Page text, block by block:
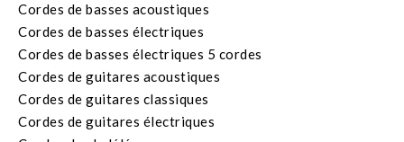
Cordes de basses acoustiques
Cordes de basses électriques
Cordes de basses électriques 5 cordes
Cordes de guitares acoustiques
Cordes de guitares classiques
Cordes de guitares électriques